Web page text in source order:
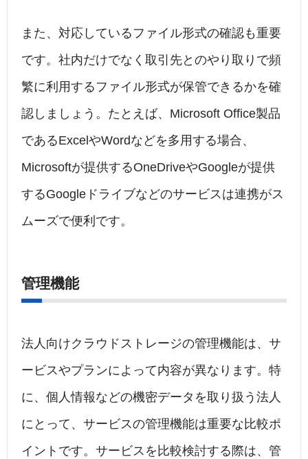
また、対応しているファイル形式の確認も重要
です。社内だけでなく取引先とのやり取りで頻
繁に利用するファイル形式が保管できるかを確
認しましょう。たとえば、Microsoft Office製品
であるExcelやWordなどを多用する場合、
Microsoftが提供するOneDriveやGoogleが提供
するGoogleドライブなどのサービスは連携がス
ムーズで便利です。
管理機能
法人向けクラウドストレージの管理機能は、サ
ービスやプランによって内容が異なります。特
に、個人情報などの機密データを取り扱う法人
にとって、サービスの管理機能は重要な比較ポ
イントです。サービスを比較検討する際は、管